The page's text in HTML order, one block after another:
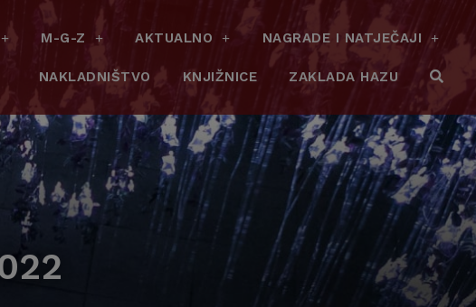
M-G-Z AKTUALNO NAGRADE I NATJEČAJI
NAKLADNIŠTVO KNJIŽNICE ZAKLADA HAZU